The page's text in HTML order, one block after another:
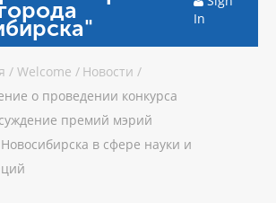
In
/ Welcome / Новости /
о проведении конкурса
премий мэрий
в сфере науки и